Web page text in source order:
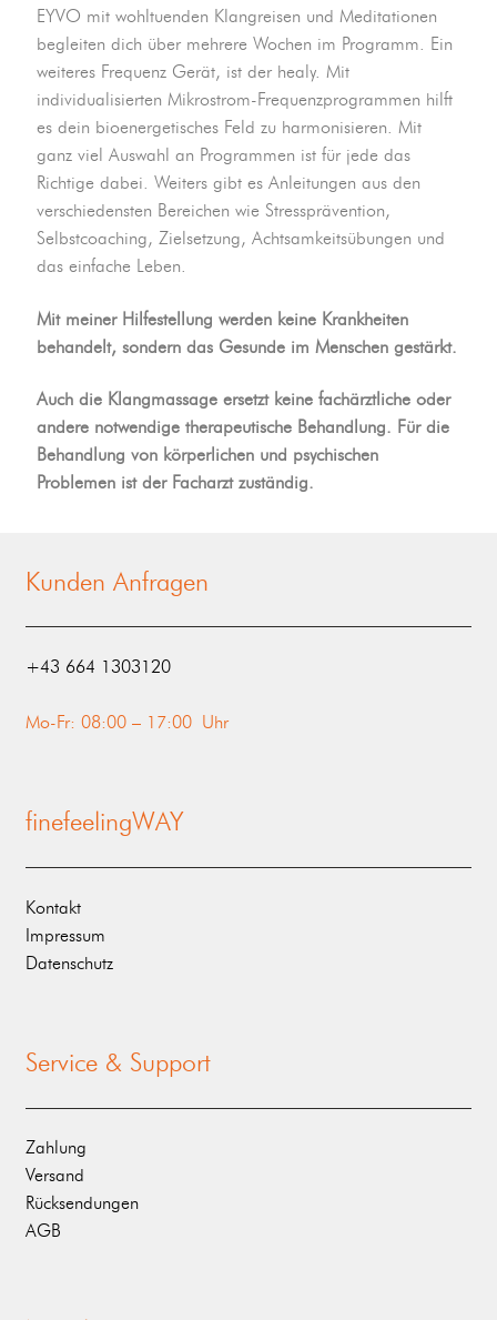
EYVO mit wohltuenden Klangreisen und Meditationen
begleiten dich über mehrere Wochen im Programm. Ein
weiteres Frequenz Gerät, ist der healy. Mit
individualisierten Mikrostrom-Frequenzprogrammen hilft
es dein bioenergetisches Feld zu harmonisieren. Mit
ganz viel Auswahl an Programmen ist für jede das
Richtige dabei. Weiters gibt es Anleitungen aus den
verschiedensten Bereichen wie Stressprävention,
Selbstcoaching, Zielsetzung, Achtsamkeitsübungen und
das einfache Leben.
Mit meiner Hilfestellung werden keine Krankheiten
behandelt, sondern das Gesunde im Menschen gestärkt.
Auch die Klangmassage ersetzt keine fachärztliche oder
andere notwendige therapeutische Behandlung. Für die
Behandlung von körperlichen und psychischen
Problemen ist der Facharzt zuständig.
Kunden Anfragen
‭+43 664 1303120‬
Mo-Fr: 08:00 – 17:00 Uhr
finefeelingWAY
Kontakt
Impressum
Datenschutz
Service & Support
Zahlung
Versand
Rücksendungen
AGB